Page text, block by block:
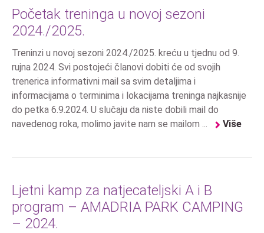
Početak treninga u novoj sezoni
2024./2025.
Treninzi u novoj sezoni 2024./2025. kreću u tjednu od 9.
rujna 2024. Svi postojeći članovi dobiti će od svojih
trenerica informativni mail sa svim detaljima i
informacijama o terminima i lokacijama treninga najkasnije
do petka 6.9.2024. U slučaju da niste dobili mail do
navedenog roka, molimo javite nam se mailom ...
Više
Ljetni kamp za natjecateljski A i B
program – AMADRIA PARK CAMPING
– 2024.